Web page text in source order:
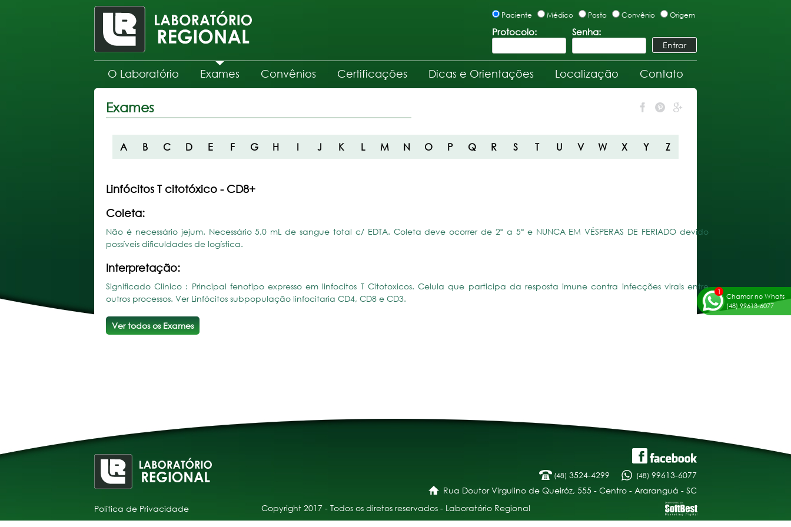
Paciente Médico Posto Convênio Origem
Protocolo: Senha:
O Laboratório Exames Convênios Certificações Dicas e Orientações Localização Contato
Exames
A B C D E F G H I J K L M N O P Q R S T U V W X Y Z
Linfócitos T citotóxico - CD8+
Coleta:
Não é necessário jejum. Necessário 5,0 mL de sangue total c/ EDTA. Coleta deve ocorrer de 2º a 5º e NUNCA EM VÉSPERAS DE FERIADO devido
possíveis dificuldades de logística.
Interpretação:
Significado Clinico : Principal fenotipo expresso em linfocitos T Citotoxicos. Celula que participa da resposta imune contra infecções virais entre
outros processos. Ver Linfócitos subpopulação linfocitaria CD4, CD8 e CD3.
Ver todos os Exames
Chamar no Whats
(48) 99613-6077
(48) 3524-4299 (48) 99613-6077
Rua Doutor Virgulino de Queiróz, 555 - Centro - Araranguá - SC
Política de Privacidade
Copyright 2017 - Todos os diretos reservados - Laboratório Regional